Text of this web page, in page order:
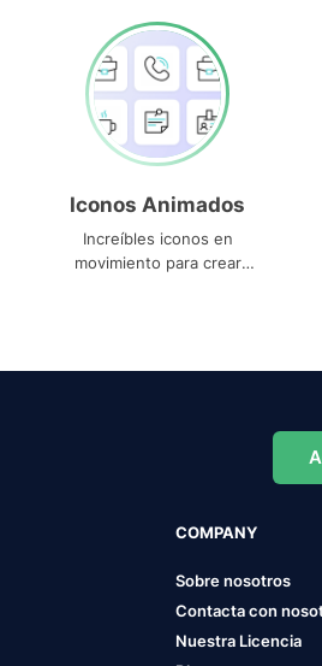
Iconos Animados
Increíbles iconos en
movimiento para crear
COMPANY
Sobre nosotros
Contacta con
Nuestra Licencia